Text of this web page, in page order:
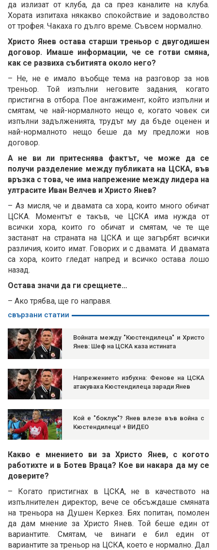
да излизат от клуба, да са през каналите на клуба.
Хората изпитаха някакво спокойствие и задоволство
от трофея. Чакаха го дълго време. Съвсем нормално.
Христо Янев остава старши треньор с двугодишен
договор. Имаше информации, че се готви смяна,
как се развиха събитията около него?
– Не, не е имало въобще тема на разговор за нов
треньор. Той изпълни неговите задания, когато
пристигна в отбора. Пое ангажимент, който изпълни и
смятам, че най-нормалното нещо е, когато човек си
изпълни задълженията, трудът му да бъде оценен и
най-нормалното нещо беше да му предложи нов
договор.
А не ви ли притеснява фактът, че може да се
получи разделение между публиката на ЦСКА, във
връзка с това, че има напрежение между лидера на
ултрасите Иван Велчев и Христо Янев?
– Аз мисля, че и двамата са хора, които много обичат
ЦСКА. Моментът е такъв, че ЦСКА има нужда от
всички хора, които го обичат и смятам, че те ще
застанат на страната на ЦСКА и ще загърбят всички
различия, които имат. Говорих и с двамата. И двамата
са хора, които гледат напред и всичко остава лошо
назад.
Остава значи да ги срещнете…
– Ако трябва, ще го направя.
свързани статии
Войната между "Кюстендилеца" и Христо
Янев: Шеф на ЦСКА каза истината
Напрежението избухна: Фенове на ЦСКА
атакуваха Кюстендилеца заради Янев
Кой е "боклук"? Янев влезе във война с
Кюстендилеца! + ВИДЕО
Какво е мнението ви за Христо Янев, с когото
работихте и в Ботев Враца? Кое ви накара да му се
доверите?
– Когато пристигнах в ЦСКА, не в качеството на
изпълнителен директор, вече се обсъждаше смяната
на треньора на Душен Керкез. Бях попитан, помолен
да дам мнение за Христо Янев. Той беше един от
вариантите. Смятам, че винаги е бил един от
вариантите за треньор на ЦСКА, което е нормално. Дал